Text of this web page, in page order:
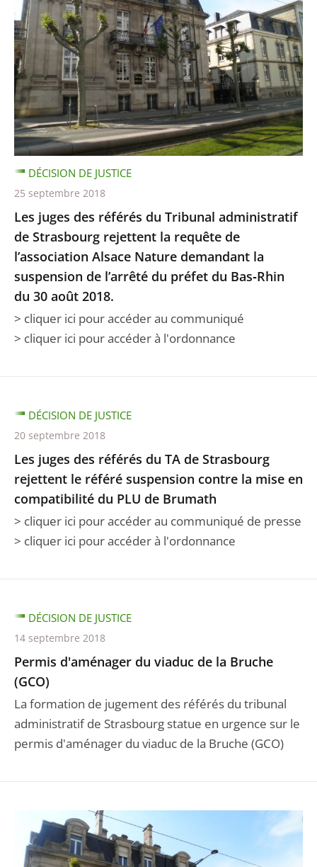
Les juges des référés du Tribunal administratif
de Strasbourg rejettent la requête de
l’association Alsace Nature demandant la
suspension de l’arrêté du préfet du Bas‐Rhin
du 30 août 2018.
> cliquer ici pour accéder au communiqué
> cliquer ici pour accéder à l'ordonnance
DÉCISION DE JUSTICE
25 septembre 2018
Les juges des référés du TA de Strasbourg
rejettent le référé suspension contre la mise en
compatibilité du PLU de Brumath
> cliquer ici pour accéder au communiqué de presse
> cliquer ici pour accéder à l'ordonnance
DÉCISION DE JUSTICE
20 septembre 2018
Permis d'aménager du viaduc de la Bruche
(GCO)
La formation de jugement des référés du tribunal
administratif de Strasbourg statue en urgence sur le
permis d'aménager du viaduc de la Bruche (GCO)
DÉCISION DE JUSTICE
14 septembre 2018